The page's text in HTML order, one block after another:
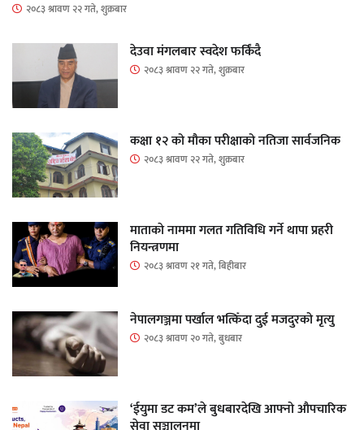
२०८३ श्रावण २२ गते, शुक्रबार
देउवा मंगलबार स्वदेश फर्किंदै
२०८३ श्रावण २२ गते, शुक्रबार
कक्षा १२ को मौका परीक्षाको नतिजा सार्वजनिक
२०८३ श्रावण २२ गते, शुक्रबार
माताकाे नाममा गलत गतिविधि गर्ने थापा प्रहरी
नियन्त्रणमा
२०८३ श्रावण २१ गते, बिहीबार
नेपालगञ्जमा पर्खाल भत्किँदा दुई मजदुरको मृत्यु
२०८३ श्रावण २० गते, बुधबार
‘ईयुमा डट कम’ले बुधबारदेखि आफ्नो औपचारिक